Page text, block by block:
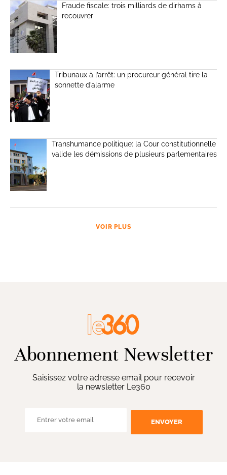
Fraude fiscale: trois milliards de dirhams à
recouvrer
Tribunaux à l’arrêt: un procureur général tire la
sonnette d’alarme
Transhumance politique: la Cour constitutionnelle
valide les démissions de plusieurs parlementaires
VOIR PLUS
Abonnement Newsletter
Saisissez votre adresse email pour recevoir
la newsletter Le360
ENVOYER